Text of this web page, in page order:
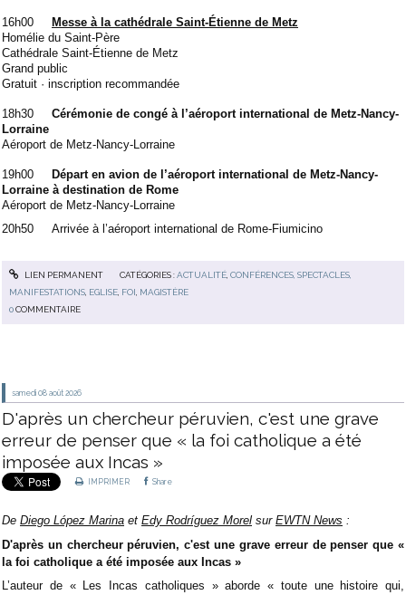
16h00 Messe à la cathédrale Saint-Étienne de Metz
Homélie du Saint-Père
Cathédrale Saint-Étienne de Metz
Grand public
Gratuit · inscription recommandée
18h30 Cérémonie de congé à l’aéroport international de Metz-Nancy-
Lorraine
Aéroport de Metz-Nancy-Lorraine
19h00 Départ en avion de l’aéroport international de Metz-Nancy-
Lorraine à destination de Rome
Aéroport de Metz-Nancy-Lorraine
20h50 Arrivée à l’aéroport international de Rome-Fiumicino
LIEN PERMANENT CATÉGORIES :ACTUALITÉ, CONFÉRENCES, SPECTACLES,
MANIFESTATIONS EGLISE FOI MAGISTÈRE
0COMMENTAIRE
samedi 08 août 2026
D'après un chercheur péruvien, c'est une grave
erreur de penser que « la foi catholique a été
imposée aux Incas »
IMPRIMER Share
De Diego López Marina et Edy Rodríguez Morel sur EWTN News :
D'après un chercheur péruvien, c'est une grave erreur de penser que «
la foi catholique a été imposée aux Incas »
L’auteur de « Les Incas catholiques » aborde « toute une histoire qui,